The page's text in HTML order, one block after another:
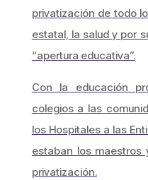
privatización de todo
estatal, la salud y por
“apertura educativa”.
Con la educación
colegios a las
los Hospitales a las
estaban los maestros
privatización.